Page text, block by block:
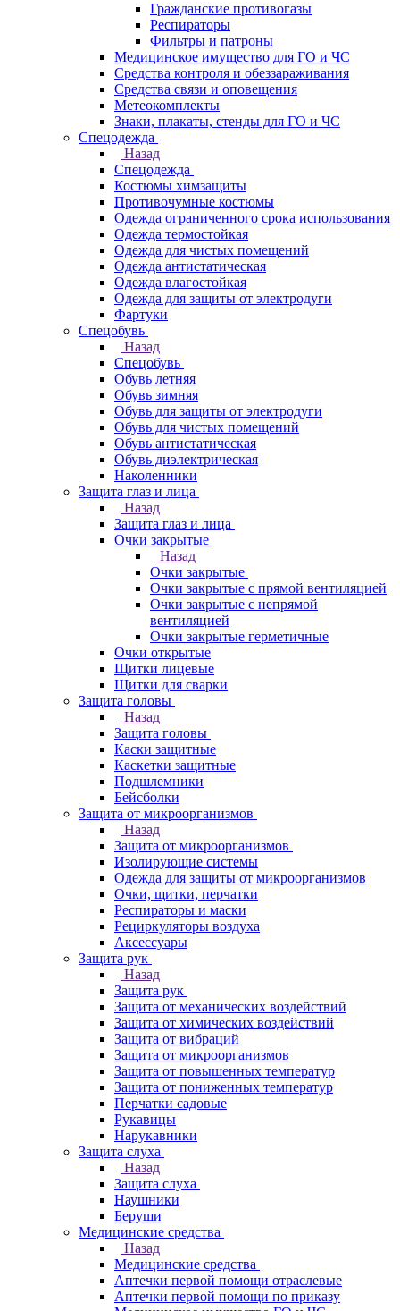
Гражданские противогазы
Респираторы
Фильтры и патроны
Медицинское имущество для ГО и ЧС
Средства контроля и обеззараживания
Средства связи и оповещения
Метеокомплекты
Знаки, плакаты, стенды для ГО и ЧС
Спецодежда
Назад
Спецодежда
Костюмы химзащиты
Противочумные костюмы
Одежда ограниченного срока использования
Одежда термостойкая
Одежда для чистых помещений
Одежда антистатическая
Одежда влагостойкая
Одежда для защиты от электродуги
Фартуки
Спецобувь
Назад
Спецобувь
Обувь летняя
Обувь зимняя
Обувь для защиты от электродуги
Обувь для чистых помещений
Обувь антистатическая
Обувь диэлектрическая
Наколенники
Защита глаз и лица
Назад
Защита глаз и лица
Очки закрытые
Назад
Очки закрытые
Очки закрытые с прямой вентиляцией
Очки закрытые с непрямой
вентиляцией
Очки закрытые герметичные
Очки открытые
Щитки лицевые
Щитки для сварки
Защита головы
Назад
Защита головы
Каски защитные
Каскетки защитные
Подшлемники
Бейсболки
Защита от микроорганизмов
Назад
Защита от микроорганизмов
Изолирующие системы
Одежда для защиты от микроорганизмов
Очки, щитки, перчатки
Респираторы и маски
Рециркуляторы воздуха
Аксессуары
Защита рук
Назад
Защита рук
Защита от механических воздействий
Защита от химических воздействий
Защита от вибраций
Защита от микроорганизмов
Защита от повышенных температур
Защита от пониженных температур
Перчатки садовые
Рукавицы
Нарукавники
Защита слуха
Назад
Защита слуха
Наушники
Беруши
Медицинские средства
Назад
Медицинские средства
Аптечки первой помощи отраслевые
Аптечки первой помощи по приказу